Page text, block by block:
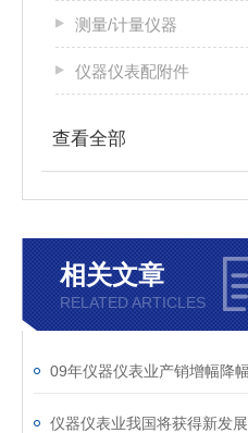
测量/计量仪器
仪器仪表配附件
查看全部
相关文章
RELATED ARTICLES
仪器仪表业我国将获得新发展